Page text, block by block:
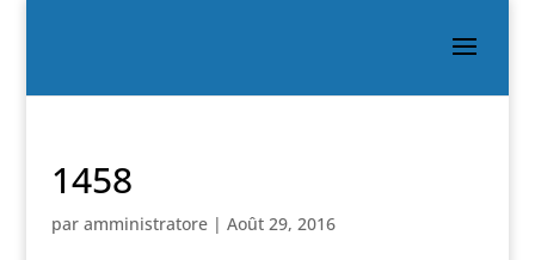
1458
par amministratore| Août 29, 2016